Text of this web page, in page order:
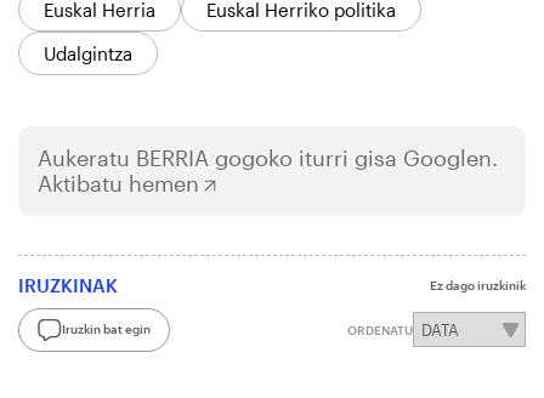
Euskal Herria
Euskal Herriko politika
Udalgintza
Aukeratu BERRIA gogoko iturri gisa Googlen.
Aktibatu hemen
IRUZKINAK Ez dago iruzkinik
Iruzkin bat egin ORDENATU